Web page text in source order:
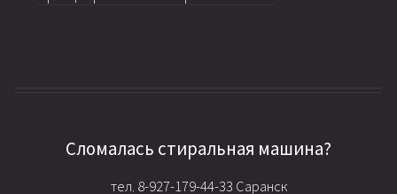
Сломалась стиральная машина?
тел. 8-927-179-44-33 Саранск